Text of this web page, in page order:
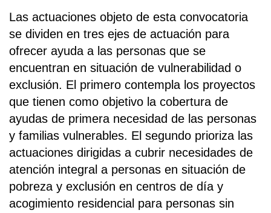
Las actuaciones objeto de esta convocatoria
se dividen en tres ejes de actuación para
ofrecer ayuda a las personas que se
encuentran en situación de vulnerabilidad o
exclusión. El primero contempla los proyectos
que tienen como objetivo la cobertura de
ayudas de primera necesidad de las personas
y familias vulnerables. El segundo prioriza las
actuaciones dirigidas a cubrir necesidades de
atención integral a personas en situación de
pobreza y exclusión en centros de día y
acogimiento residencial para personas sin